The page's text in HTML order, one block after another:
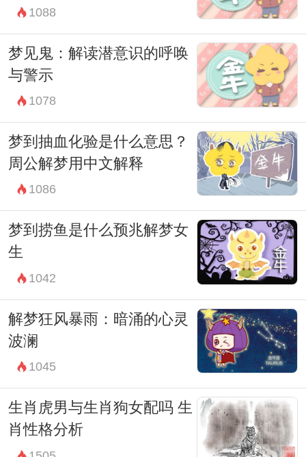
在是时候停下来，思考一下你内心深处正在
传达的信息。或许这是对你生活方向的一个
提醒，又或者是在告诉你需要更多的内心力
量来面对目前的挑战。无论如何，梦境的解
析永远是一场关于自我探索和成长的旅程。
1088
梦见鬼：解读潜意识的呼唤
与警示
1078
梦到抽血化验是什么意思？
周公解梦用中文解释
1086
梦到捞鱼是什么预兆解梦女
生
1042
解梦狂风暴雨：暗涌的心灵
波澜
1045
生肖虎男与生肖狗女配吗 生
肖性格分析